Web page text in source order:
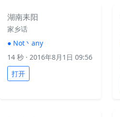
湖南耒阳
家乡话
● Not丶any
14 秒 · 2016年8月1日 09:56
打开